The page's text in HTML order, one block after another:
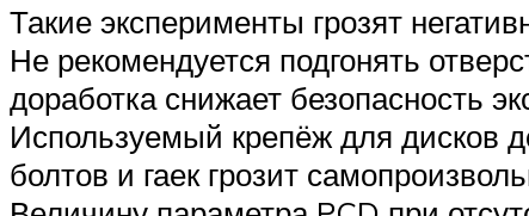
Такие эксперименты грозят
Не рекомендуется подгонять
доработка снижает безопасность
Используемый крепёж для
болтов и гаек грозит